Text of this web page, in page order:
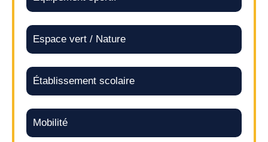
Espace vert / Nature
Établissement scolaire
Mobilité